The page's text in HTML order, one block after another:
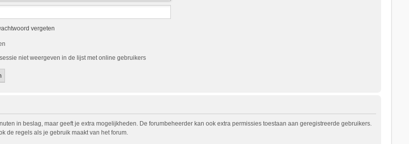
vergeten
niet weergeven in de lijst met online gebruikers
in beslag, maar geeft je extra mogelijkheden. De forumbeheerder kan ook extra permissies toestaan aan geregistreerde gebruikers.
de regels als je gebruik maakt van het forum.